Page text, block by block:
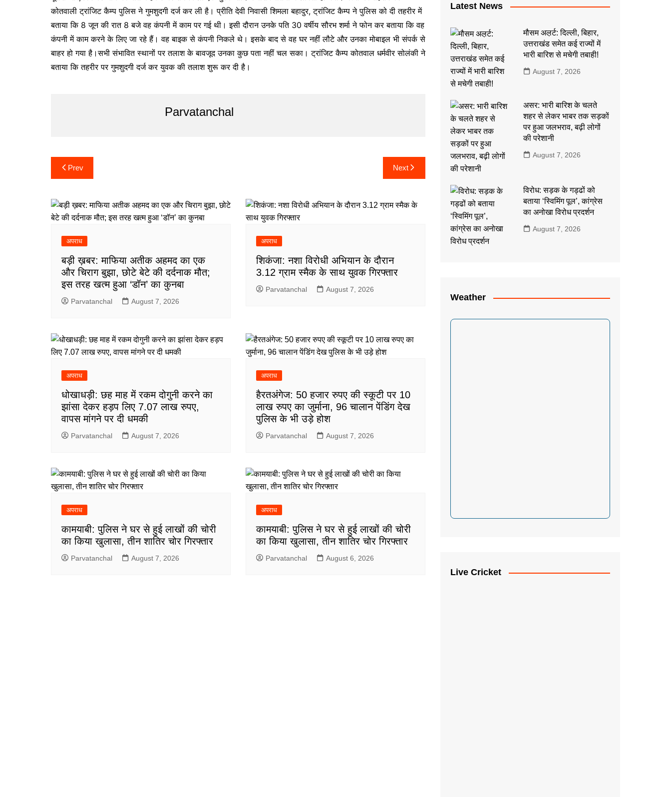
कोतवाली ट्रांजिट कैम्प पुलिस ने गुमशुदगी दर्ज कर ली है। प्रीति देवी निवासी शिमला बहादुर, ट्रांजिट कैम्प ने पुलिस को दी तहरीर में
बताया कि 8 जून की रात 8 बजे वह कंपनी में काम पर गई थी। इसी दौरान उनके पति 30 वर्षीय सौरभ शर्मा ने फोन कर बताया कि वह
कंपनी में काम करने के लिए जा रहे हैं। वह बाइक से कंपनी निकले थे। इसके बाद से वह घर नहीं लौटे और उनका मोबाइल भी संपर्क से
बाहर हो गया है।सभी संभावित स्थानों पर तलाश के बावजूद उनका कुछ पता नहीं चल सका। ट्रांजिट कैम्प कोतवाल धर्मवीर सोलंकी ने
बताया कि तहरीर पर गुमशुदगी दर्ज कर युवक की तलाश शुरू कर दी है।
Parvatanchal
Post
navigation
Prev Next
अपराध
बड़ी ख़बर: माफिया अतीक अहमद का एक
और चिराग बुझा, छोटे बेटे की दर्दनाक मौत;
इस तरह खत्म हुआ ‘डॉन’ का कुनबा
Parvatanchal August 7, 2026
अपराध
शिकंजा: नशा विरोधी अभियान के दौरान
3.12 ग्राम स्मैक के साथ युवक गिरफ्तार
Parvatanchal August 7, 2026
अपराध
धोखाधड़ी: छह माह में रकम दोगुनी करने का
झांसा देकर हड़प लिए 7.07 लाख रुपए,
वापस मांगने पर दी धमकी
Parvatanchal August 7, 2026
अपराध
हैरतअंगेज: 50 हजार रुपए की स्कूटी पर 10
लाख रुपए का जुर्माना, 96 चालान पेंडिंग देख
पुलिस के भी उड़े होश
Parvatanchal August 7, 2026
अपराध
कामयाबी: पुलिस ने घर से हुई लाखों की चोरी
का किया खुलासा, तीन शातिर चोर गिरफ्तार
Parvatanchal August 7, 2026
अपराध
कामयाबी: पुलिस ने घर से हुई लाखों की चोरी
का किया खुलासा, तीन शातिर चोर गिरफ्तार
Parvatanchal August 6, 2026
Latest News
मौसम अल़र्ट: दिल्ली, बिहार,
उत्तराखंड समेत कई राज्यों में
भारी बारिश से मचेगी तबाही!
August 7, 2026
असर: भारी बारिश के चलते
शहर से लेकर भाबर तक सड़कों
पर हुआ जलभराव, बढ़ी लोगों
की परेशानी
August 7, 2026
विरोध: सड़क के गड्ढों को
बताया ‘स्विमिंग पूल’, कांग्रेस
का अनोखा विरोध प्रदर्शन
August 7, 2026
Weather
Live Cricket